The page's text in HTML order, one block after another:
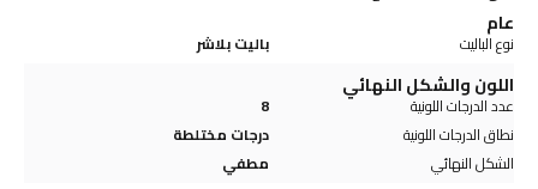
عام
نوع الباليت باليت بلاشر
اللون والشكل النهائي
عدد الدرجات اللونية
8
نطاق الدرجات اللونية
درجات مختلطة
الشكل النهائي
مطفي